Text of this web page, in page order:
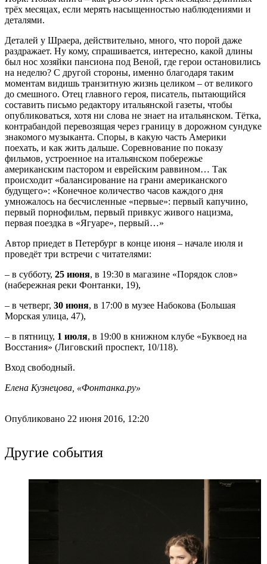
трёх месяцах, если мерять насыщенностью наблюдениями и
деталями.
Деталей у Шраера, действительно, много, что порой даже
раздражает. Ну кому, спрашивается, интересно, какой длины
был нос хозяйки пансиона под Веной, где герои остановились
на неделю? С другой стороны, именно благодаря таким
моментам видишь транзитную жизнь целиком – от великого
до смешного. Отец главного героя, писатель, пытающийся
составить письмо редактору итальянской газеты, чтобы
опубликоваться, хотя ни слова не знает на итальянском. Тётка,
контрабандой перевозящая через границу в дорожном сундуке
знакомого музыканта. Споры, в какую часть Америки
поехать, и как жить дальше. Соревнование по показу
фильмов, устроенное на итальянском побережье
американским пастором и еврейским раввином… Так
происходит «балансирование на грани американского
будущего»: «Конечное количество часов каждого дня
умножалось на бесчисленные «первые»: первый капучино,
первый порнофильм, первый привкус живого нацизма,
первая поездка в «Ягуаре», первый…»
Автор приедет в Петербург в конце июня – начале июля и
проведёт три встречи с читателями:
– в субботу, 25 июня, в 19:30 в магазине «Порядок слов»
(набережная реки Фонтанки, 19),
– в четверг, 30 июня, в 17:00 в музее Набокова (Большая
Морская улица, 47),
– в пятницу, 1 июля, в 19:00 в книжном клубе «Буквоед на
Восстания» (Лиговский проспект, 10/118).
Вход свободный.
Елена Кузнецова, «Фонтанка.ру»
Опубликовано 22 июня 2016, 12:20
Другие события